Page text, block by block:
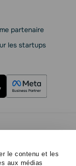
le contenu et les
aux médias
partenaire
les startups